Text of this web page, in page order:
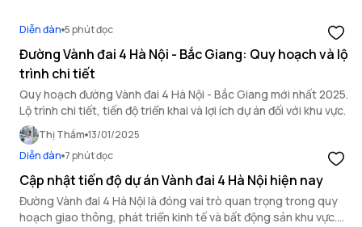
Diễn đàn 5 phút đọc
Đường Vành đai 4 Hà Nội - Bắc Giang: Quy hoạch và lộ
trình chi tiết
Quy hoạch đường Vành đai 4 Hà Nội - Bắc Giang mới nhất 2025.
Lộ trình chi tiết, tiến độ triển khai và lợi ích dự án đối với khu vực.
Thị Thắm 13/01/2025
Diễn đàn 7 phút đọc
Cập nhật tiến độ dự án Vành đai 4 Hà Nội hiện nay
Đường Vành đai 4 Hà Nội là đóng vai trò quan trọng trong quy
hoạch giao thông, phát triển kinh tế và bất động sản khu vực.